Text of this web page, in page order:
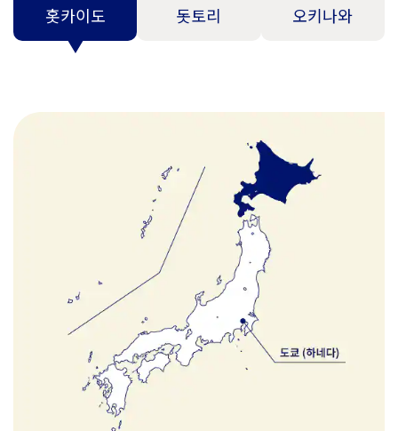
홋카이도 돗토리 오키나와